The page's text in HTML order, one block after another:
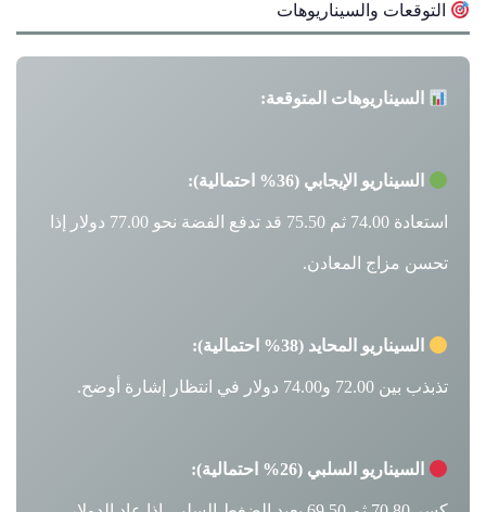
التوقعات والسيناريوهات
السيناريوهات المتوقعة:
السيناريو الإيجابي (36% احتمالية):
استعادة 74.00 ثم 75.50 قد تدفع الفضة نحو 77.00 دولار إذا
تحسن مزاج المعادن.
السيناريو المحايد (38% احتمالية):
تذبذب بين 72.00 و74.00 دولار في انتظار إشارة أوضح.
السيناريو السلبي (26% احتمالية):